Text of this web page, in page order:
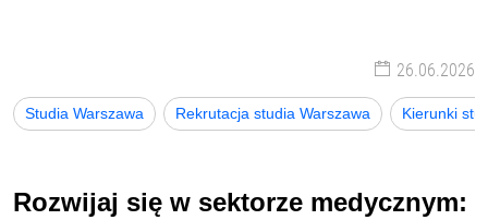
26.06.2026
Studia Warszawa Rekrutacja studia Warszawa Kierunki
Rozwijaj się w sektorze medycznym: